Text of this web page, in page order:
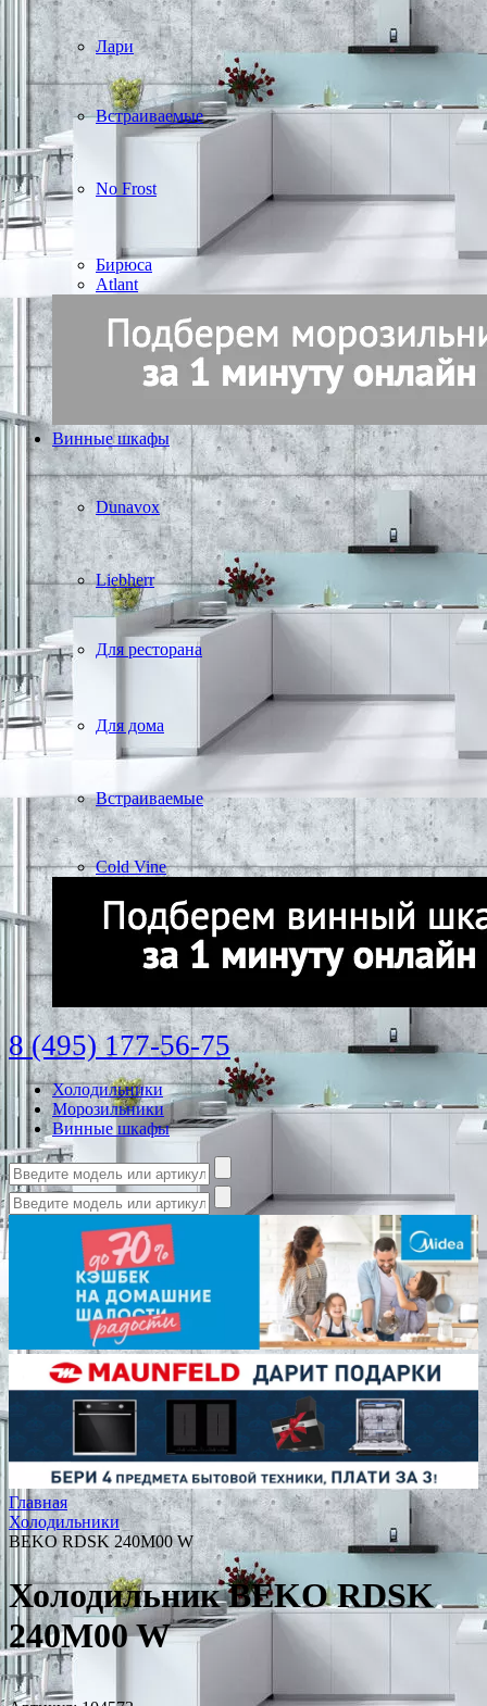
Лари
Встраиваемые
No Frost
Бирюса
Atlant
Винные шкафы
Dunavox
Liebherr
Для ресторана
Для дома
Встраиваемые
Cold Vine
8 (495) 177-56-75
Холодильники
Морозильники
Винные шкафы
Главная
Холодильники
BEKO RDSK 240M00 W
Холодильник BEKO RDSK
240M00 W